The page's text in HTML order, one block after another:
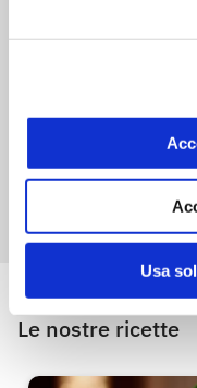
Usa
6 Uova Fresche
Sisa
SCOPRI IL
Le nostre ricette